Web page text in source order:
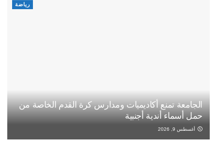
رياضة
الجامعة تمنع أكاديميات ومدارس كرة القدم الخاصة من
حمل أسماء أندية أجنبية
أغسطس 9, 2026